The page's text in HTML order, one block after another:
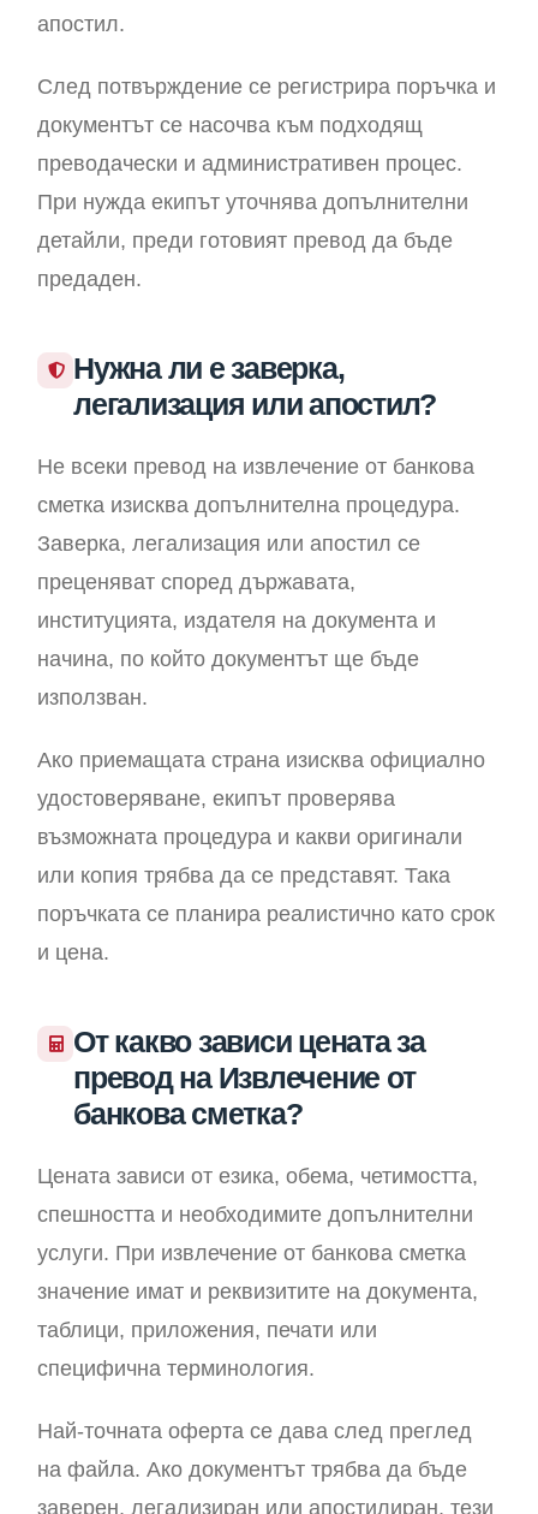
апостил.
След потвърждение се регистрира поръчка и
документът се насочва към подходящ
преводачески и административен процес.
При нужда екипът уточнява допълнителни
детайли, преди готовият превод да бъде
предаден.
Нужна ли е заверка,
легализация или апостил?
Не всеки превод на извлечение от банкова
сметка изисква допълнителна процедура.
Заверка, легализация или апостил се
преценяват според държавата,
институцията, издателя на документа и
начина, по който документът ще бъде
използван.
Ако приемащата страна изисква официално
удостоверяване, екипът проверява
възможната процедура и какви оригинали
или копия трябва да се представят. Така
поръчката се планира реалистично като срок
и цена.
От какво зависи цената за
превод на Извлечение от
банкова сметка?
Цената зависи от езика, обема, четимостта,
спешността и необходимите допълнителни
услуги. При извлечение от банкова сметка
значение имат и реквизитите на документа,
таблици, приложения, печати или
специфична терминология.
Най-точната оферта се дава след преглед
на файла. Ако документът трябва да бъде
заверен, легализиран или апостилиран, тези